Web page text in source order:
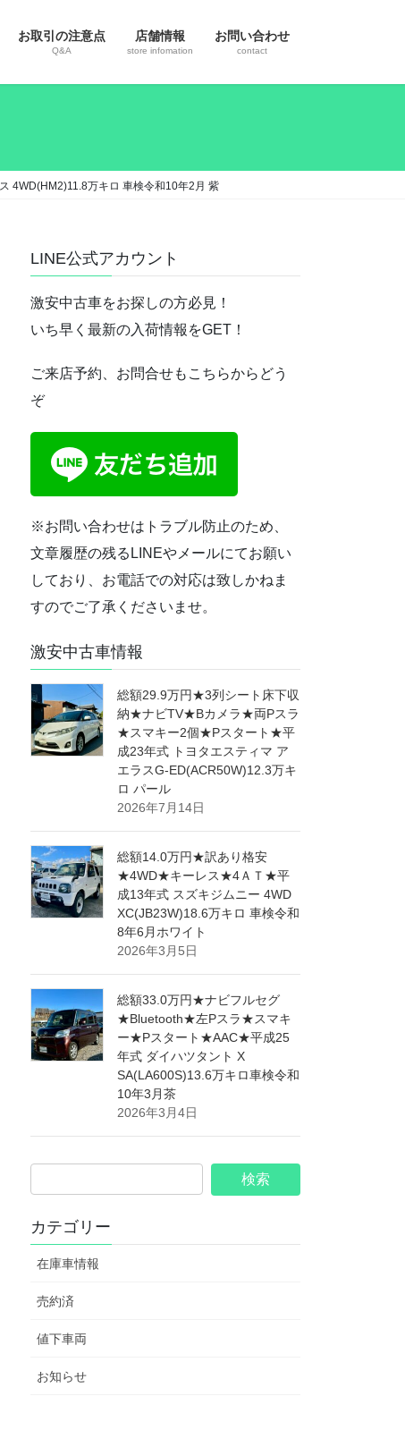
お取引の注意点
Q&A
店舗情報
store infomation
お問い合わせ
contact
4WD(HM2)11.8万キロ 車検令和10年2月 紫
LINE公式アカウント
激安中古車をお探しの方必見！
いち早く最新の入荷情報をGET！
ご来店予約、お問合せもこちらからどう
ぞ
※お問い合わせはトラブル防止のため、
文章履歴の残るLINEやメールにてお願い
しており、お電話での対応は致しかねま
すのでご了承くださいませ。
激安中古車情報
総額29.9万円★3列シート床下収
納★ナビTV★Bカメラ★両Pスラ
★スマキー2個★Pスタート★平
成23年式 トヨタエスティマ ア
エラスG-ED(ACR50W)12.3万キ
ロ パール
2026年7月14日
総額14.0万円★訳あり格安
★4WD★キーレス★4ＡＴ★平
成13年式 スズキジムニー 4WD
XC(JB23W)18.6万キロ 車検令和
8年6月ホワイト
2026年3月5日
総額33.0万円★ナビフルセグ
★Bluetooth★左Pスラ★スマキ
ー★Pスタート★AAC★平成25
年式 ダイハツタント X
SA(LA600S)13.6万キロ車検令和
10年3月茶
2026年3月4日
カテゴリー
在庫車情報
売約済
値下車両
お知らせ